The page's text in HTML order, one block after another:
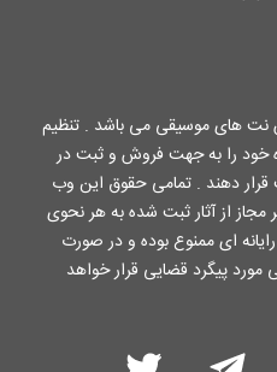
نت های موسیقی می باشد . تنظیم
خود را به جهت فروش و ثبت در
قرار دهند . تمامی حقوق این وب
از آثار ثبت شده به هر نحوی
رایانه ای ممنوع بوده و در صورت
پیگرد قضایی قرار خواهد